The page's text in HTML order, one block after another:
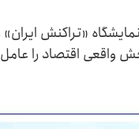
«تراکنش
واقعی اقتصاد را عامل